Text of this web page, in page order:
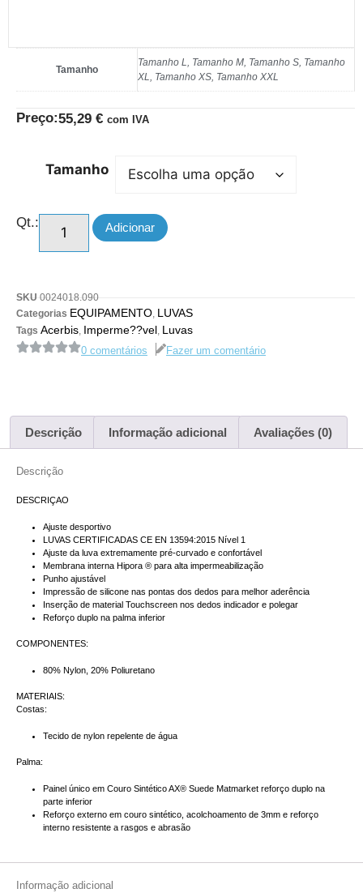
Tamanho
Tamanho L, Tamanho M, Tamanho S, Tamanho
XL, Tamanho XS, Tamanho XXL
Preço:55,29 € com IVA
Qt.:
Tamanho
Adicionar
SKU 0024018.090
Categorias EQUIPAMENTO, LUVAS
Tags Acerbis, Imperme??vel, Luvas
0 comentários Fazer um comentário
Descrição Informação adicional Avaliações (0)
Descrição
DESCRIÇAO
Ajuste desportivo
LUVAS CERTIFICADAS CE EN 13594:2015 Nível 1
Ajuste da luva extremamente pré-curvado e confortável
Membrana interna Hipora ® para alta impermeabilização
Punho ajustável
Impressão de silicone nas pontas dos dedos para melhor aderência
Inserção de material Touchscreen nos dedos indicador e polegar
Reforço duplo na palma inferior
COMPONENTES:
80% Nylon, 20% Poliuretano
MATERIAIS:
Costas:
Tecido de nylon repelente de água
Palma:
Painel único em Couro Sintético AX® Suede Matmarket reforço duplo na
parte inferior
Reforço externo em couro sintético, acolchoamento de 3mm e reforço
interno resistente a rasgos e abrasão
Informação adicional